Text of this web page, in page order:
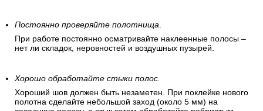
Постоянно проверяйте полотнища.
При работе постоянно осматривайте наклеенные полосы –
нет ли складок, неровностей и воздушных пузырей.
Хорошо обработайте стыки полос.
Хороший шов должен быть незаметен. При поклейке нового
полотна сделайте небольшой заход (около 5 мм) на